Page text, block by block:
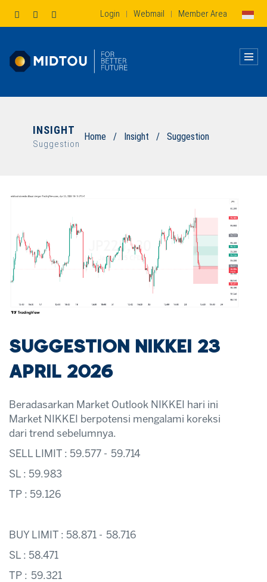
Login | Webmail | Member Area
INSIGHT
Suggestion
Home / Insight / Suggestion
SUGGESTION NIKKEI 23
APRIL 2026
Beradasarkan Market Outlook NIKKEI hari ini
Market NIKKEI berpotensi mengalami koreksi
dari trend sebelumnya.
SELL LIMIT : 59.577 - 59.714
SL : 59.983
TP : 59.126
BUY LIMIT : 58.871 - 58.716
SL : 58.471
TP : 59.321